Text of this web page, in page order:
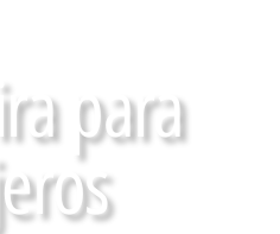
para